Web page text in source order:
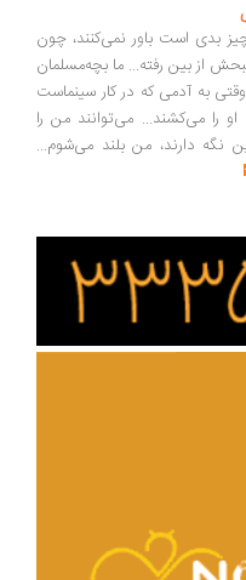
است باور نمی‌کنند، چون
رفته... ما بچه‌مسلمان
که در کار سینماست
می‌توانند من را
من بلند می‌شوم...